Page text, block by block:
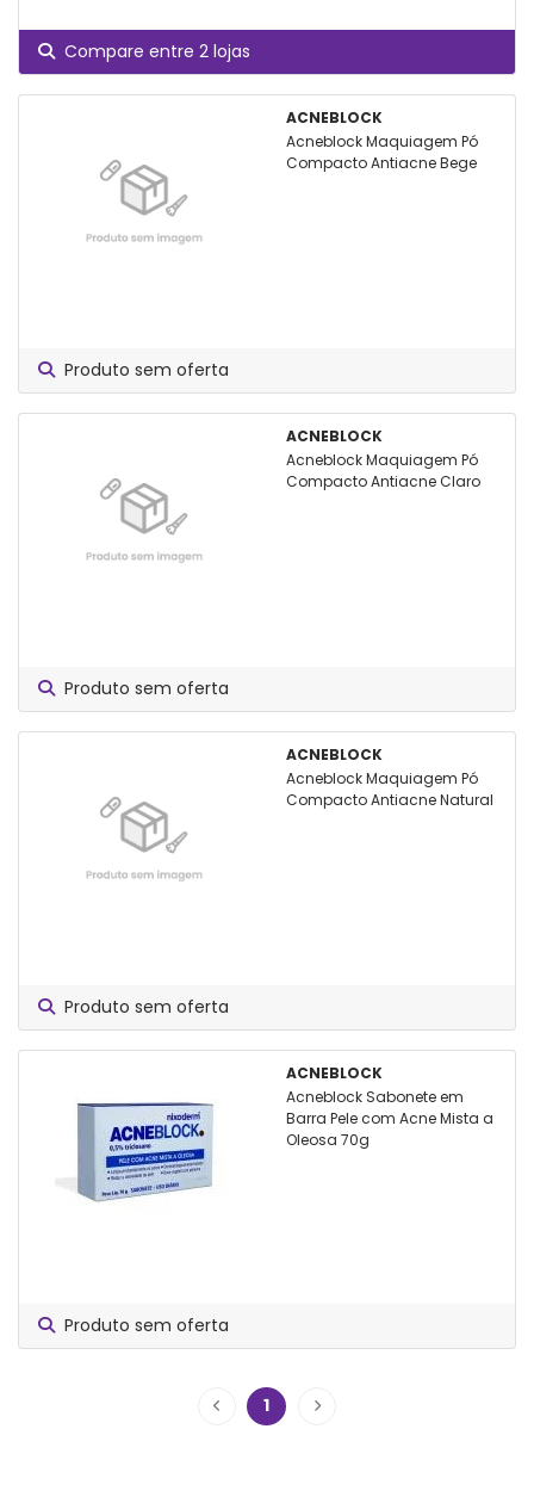
Compare entre 2 lojas
ACNEBLOCK
Acneblock Maquiagem Pó
Compacto Antiacne Bege
Produto sem oferta
ACNEBLOCK
Acneblock Maquiagem Pó
Compacto Antiacne Claro
Produto sem oferta
ACNEBLOCK
Acneblock Maquiagem Pó
Compacto Antiacne Natural
Produto sem oferta
ACNEBLOCK
Acneblock Sabonete em
Barra Pele com Acne Mista a
Oleosa 70g
Produto sem oferta
1